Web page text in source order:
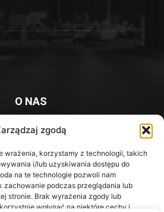
zgodą
wrażenia, korzystamy z technologii, takich
i/lub uzyskiwania dostępu do
na te technologie pozwoli nam
zachowanie podczas przeglądania lub
stronie. Brak wyrażenia zgody lub
wpłynąć na niektóre cechy i
O NAS
Knurowa i okolic
Społecznościowe